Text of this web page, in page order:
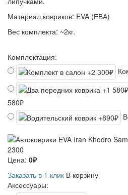
Материал ковриков: EVA (ЕВА)
Вес комплекта: ~2кг.
Комплектация:
580₽
2300
Цена: 0₽
Заказать в 1 клик В корзину
Аксессуары: